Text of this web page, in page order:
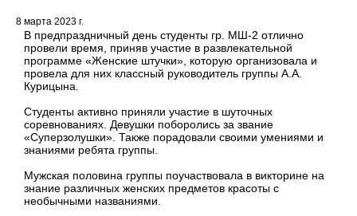
8 марта 2023 г.
В предпраздничный день студенты гр. МШ-2 отлично
провели время, приняв участие в развлекательной
программе «Женские штучки», которую организовала и
провела для них классный руководитель группы А.А.
Курицына.
Студенты активно приняли участие в шуточных
соревнованиях. Девушки поборолись за звание
«Суперзолушки». Также порадовали своими умениями и
знаниями ребята группы.
Мужская половина группы поучаствовала в викторине на
знание различных женских предметов красоты с
необычными названиями.